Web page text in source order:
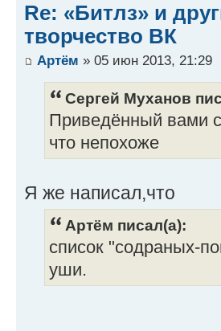
Re: «Битлз» и
творчество ВК
Артём » 05 июн 2013, 21:29
Сергей Муханов
Приведённый вами
что непохоже
Я же написал,что
Артём писал(а):
список "содраных-
уши.